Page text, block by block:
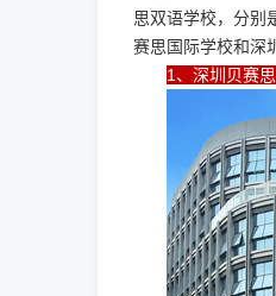
思双语学校，分别
赛思国际学校和深
1、深圳贝赛